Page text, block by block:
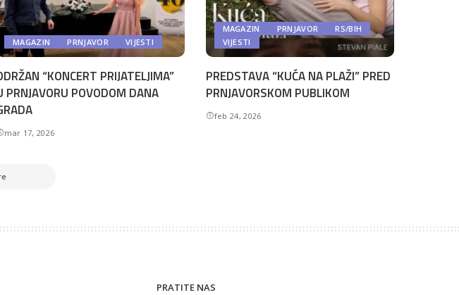
MAGAZIN PRNJAVOR VIJESTI
“KONCERT PRIJATELJIMA”
PRNJAVORU POVODOM DANA
mar 17, 2026
MAGAZIN PRNJAVOR
RS/BIH
VIJESTI
PREDSTAVA “KUĆA NA PLAŽI” PRED
PRNJAVORSKOM PUBLIKOM
feb 24, 2026
PRATITE NAS